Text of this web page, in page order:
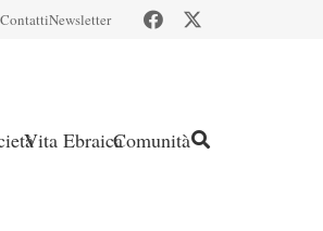
ContattiNewsletter
Vita EbraicaComunità